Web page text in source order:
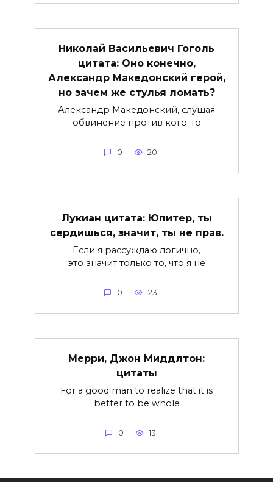
Николай Васильевич Гоголь
цитата: Оно конечно,
Александр Македонский герой,
но зачем же стулья ломать?
Александр Македонский, слушая
обвинение против кого-то
0 20
Лукиан цитата: Юпитер, ты
сердишься, значит, ты не прав.
Если я рассуждаю логично,
это значит только то, что я не
0 23
Мерри, Джон Миддлтон:
цитаты
For a good man to realize that it is
better to be whole
0 13